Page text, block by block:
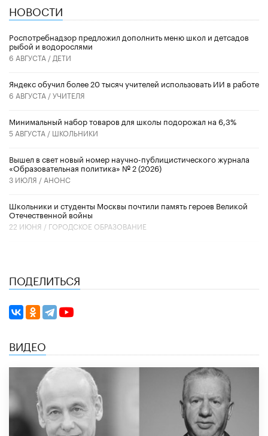
НОВОСТИ
Роспотребнадзор предложил дополнить меню школ и детсадов
рыбой и водорослями
6 АВГУСТА / ДЕТИ
​Яндекс обучил более 20 тысяч учителей использовать ИИ в работе
6 АВГУСТА /УЧИТЕЛЯ
Минимальный набор товаров для школы подорожал на 6,3%
5 АВГУСТА / ШКОЛЬНИКИ
Вышел в свет новый номер научно-публицистического журнала
«Образовательная политика» № 2 (2026)
3 ИЮЛЯ / АНОНС
Школьники и студенты Москвы почтили память героев Великой
Отечественной войны
22 ИЮНЯ / ГОРОДСКОЕ ОБРАЗОВАНИЕ
ПОДЕЛИТЬСЯ
ВИДЕО